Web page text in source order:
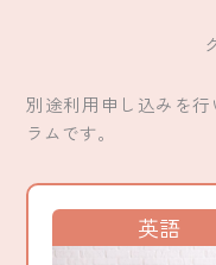
別途利用申し込みを
ラムです。
英語